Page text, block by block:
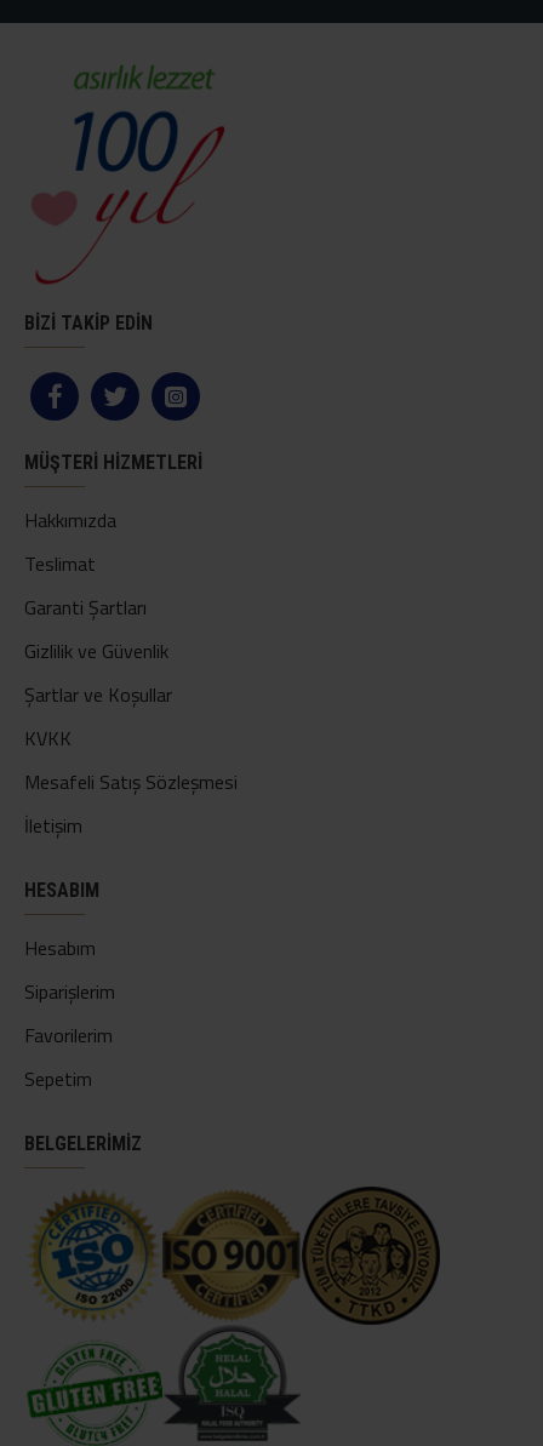
BİZİ TAKİP EDİN
MÜŞTERI HIZMETLERI
Hakkımızda
Teslimat
Garanti Şartları
Gizlilik ve Güvenlik
Şartlar ve Koşullar
KVKK
Mesafeli Satış Sözleşmesi
İletişim
HESABIM
Hesabım
Siparişlerim
Favorilerim
Sepetim
BELGELERİMİZ